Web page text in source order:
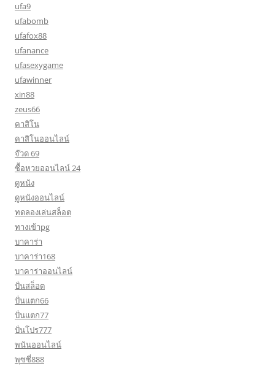
ufa9
ufabomb
ufafox88
ufanance
ufasexygame
ufawinner
xin88
zeus66
คาสิโน
คาสิโนออนไลน์
จ๊วด 69
ซื้อหวยออนไลน์ 24
ดูหนัง
ดูหนังออนไลน์
ทดลองเล่นสล็อต
ทางเข้าpg
บาคาร่า
บาคาร่า168
บาคาร่าออนไลน์
ปั่นสล็อต
ปั่นแตก66
ปั่นแตก77
ปั่นโปร777
พนันออนไลน์
พุซซี่888